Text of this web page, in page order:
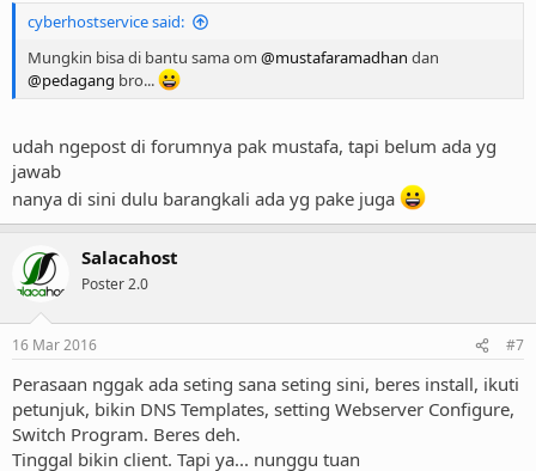
cyberhostservice said:
Mungkin bisa di bantu sama om @mustafaramadhan dan
@pedagang bro...
udah ngepost di forumnya pak mustafa, tapi belum ada yg
jawab
nanya di sini dulu barangkali ada yg pake juga
Salacahost
Poster 2.0
16 Mar 2016 #7
Perasaan nggak ada seting sana seting sini, beres install, ikuti
petunjuk, bikin DNS Templates, setting Webserver Configure,
Switch Program. Beres deh.
Tinggal bikin client. Tapi ya... nunggu tuan